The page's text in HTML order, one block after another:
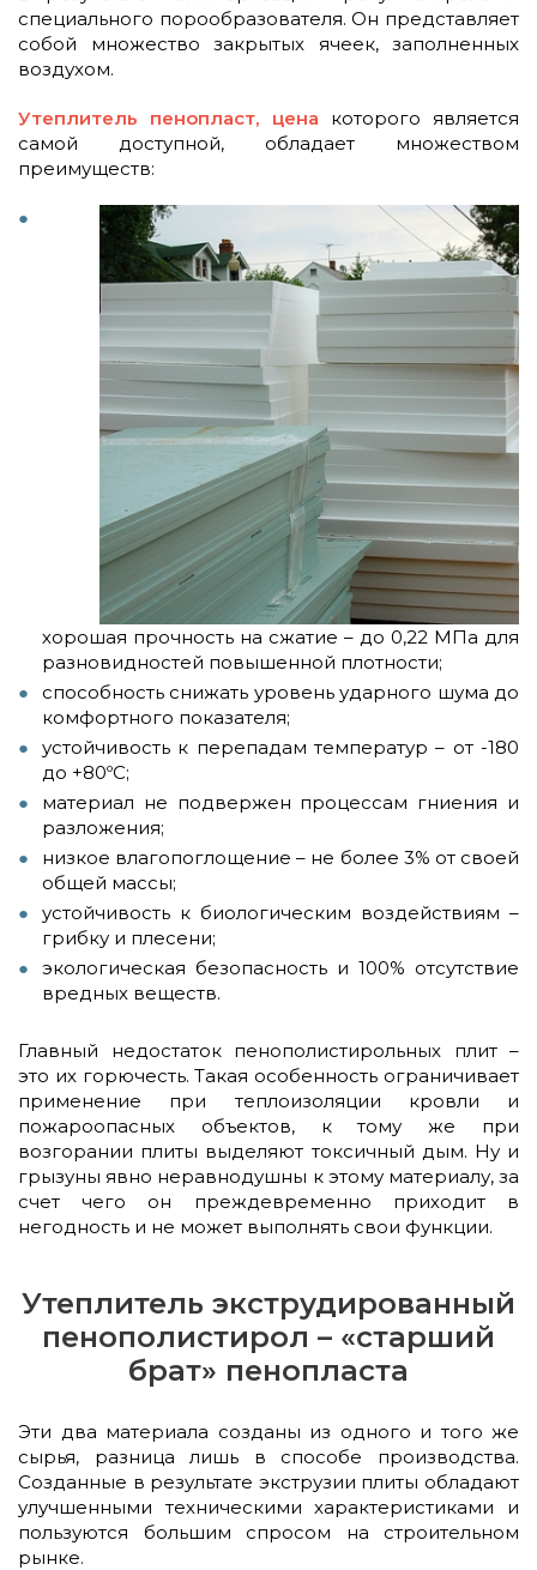
специального порообразователя. Он представляет
собой множество закрытых ячеек, заполненных
воздухом.
Утеплитель пенопласт, цена которого является
самой доступной, обладает множеством
преимуществ:
хорошая прочность на сжатие – до 0,22 МПа для
разновидностей повышенной плотности;
способность снижать уровень ударного шума до
комфортного показателя;
устойчивость к перепадам температур – от -180
до +80ºС;
материал не подвержен процессам гниения и
разложения;
низкое влагопоглощение – не более 3% от своей
общей массы;
устойчивость к биологическим воздействиям –
грибку и плесени;
экологическая безопасность и 100% отсутствие
вредных веществ.
Главный недостаток пенополистирольных плит –
это их горючесть. Такая особенность ограничивает
применение при теплоизоляции кровли и
пожароопасных объектов, к тому же при
возгорании плиты выделяют токсичный дым. Ну и
грызуны явно неравнодушны к этому материалу, за
счет чего он преждевременно приходит в
негодность и не может выполнять свои функции.
Утеплитель экструдированный
пенополистирол – «старший
брат» пенопласта
Эти два материала созданы из одного и того же
сырья, разница лишь в способе производства.
Созданные в результате экструзии плиты обладают
улучшенными техническими характеристиками и
пользуются большим спросом на строительном
рынке.